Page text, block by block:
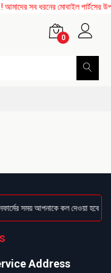
সব ধরনের মোবাইল
0
সময় আপনাকে কল দেওয়া হবে
Address